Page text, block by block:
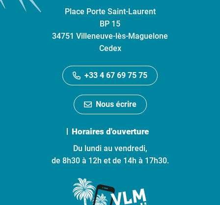
Place Porte Saint-Laurent
BP 15
34751 Villeneuve-lès-Maguelone
Cedex
+33 4 67 69 75 75
Nous écrire
Horaires d'ouverture
Du lundi au vendredi,
de 8h30 à 12h et de 14h à 17h30.